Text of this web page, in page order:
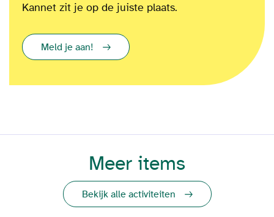
Kannet zit je op de juiste plaats.
Meld je aan!
Meer items
Bekijk alle activiteiten